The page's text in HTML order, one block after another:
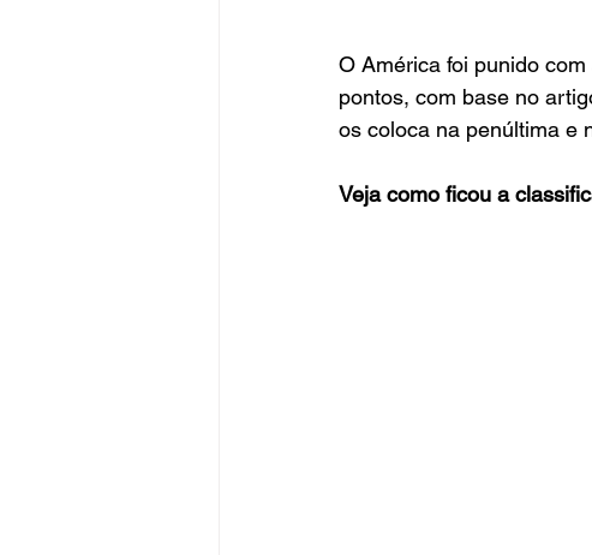
O América foi punido
pontos, com base no
os coloca na penúltima e
Veja como ficou a